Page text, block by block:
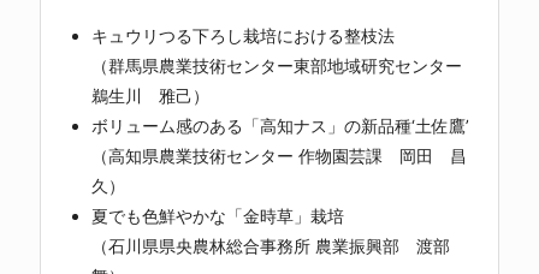
キュウリつる下ろし栽培における整枝法
（群馬県農業技術センター東部地域研究センター
鵜生川 雅己）
ボリューム感のある「高知ナス」の新品種‘土佐鷹’
（高知県農業技術センター 作物園芸課 岡田 昌
久）
夏でも色鮮やかな「金時草」栽培
（石川県県央農林総合事務所 農業振興部 渡部